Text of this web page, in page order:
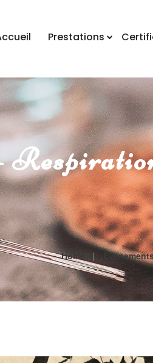
Prestations
Home